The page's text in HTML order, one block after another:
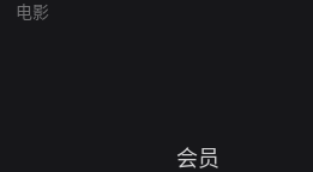
电影
会员